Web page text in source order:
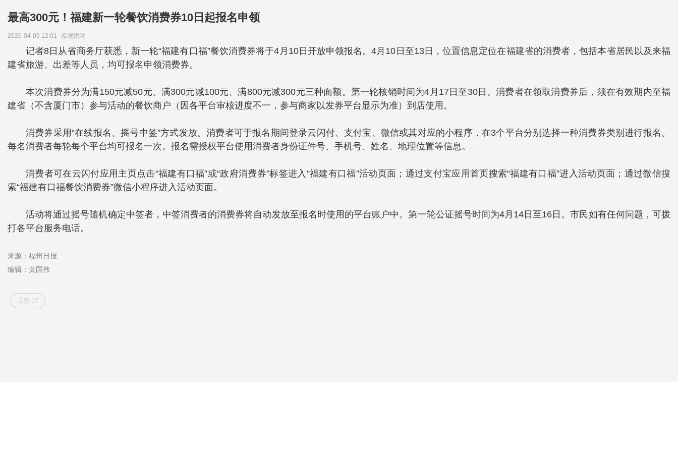
最高300元！福建新一轮餐饮消费券10日起报名申领
2026-04-09 12:01 福视悦动
记者8日从省商务厅获悉，新一轮“福建有口福”餐饮消费券将于4月10日开放申领报名。4月10日至13日，位置信息定位在福建省的消费者，包括本省居民以及来福
建省旅游、出差等人员，均可报名申领消费券。
本次消费券分为满150元减50元、满300元减100元、满800元减300元三种面额。第一轮核销时间为4月17日至30日。消费者在领取消费券后，须在有效期内至福
建省（不含厦门市）参与活动的餐饮商户（因各平台审核进度不一，参与商家以发券平台显示为准）到店使用。
消费券采用“在线报名、摇号中签”方式发放。消费者可于报名期间登录云闪付、支付宝、微信或其对应的小程序，在3个平台分别选择一种消费券类别进行报名。
每名消费者每轮每个平台均可报名一次。报名需授权平台使用消费者身份证件号、手机号、姓名、地理位置等信息。
消费者可在云闪付应用主页点击“福建有口福”或“政府消费券”标签进入“福建有口福”活动页面；通过支付宝应用首页搜索“福建有口福”进入活动页面；通过微信搜
索“福建有口福餐饮消费券”微信小程序进入活动页面。
活动将通过摇号随机确定中签者，中签消费者的消费券将自动发放至报名时使用的平台账户中。第一轮公证摇号时间为4月14日至16日。市民如有任何问题，可拨
打各平台服务电话。
来源：福州日报
编辑：黄国伟
点赞 17